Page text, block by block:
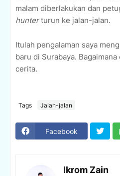
malam diberlakukan dan
hunterturun ke jalan-jalan.
Itulah pengalaman saya
baru di Surabaya.
cerita.
Tags Jalan-jalan
Facebook
Ikrom Zain